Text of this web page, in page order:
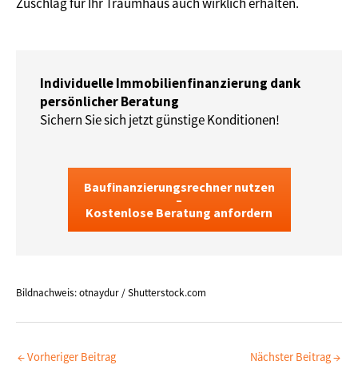
Individuelle Immobilienfinanzierung dank
persönlicher Beratung
Sichern Sie sich jetzt günstige Konditionen!
Baufinanzierungsrechner nutzen
–
Kostenlose Beratung anfordern
Bildnachweis: otnaydur / Shutterstock.com
←Vorheriger Beitrag Nächster Beitrag→